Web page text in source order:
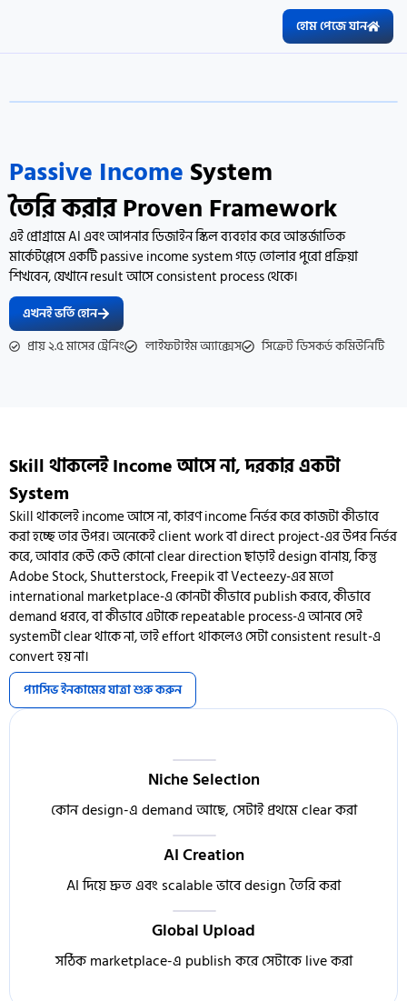
হোম পেজে যান
Passive Income System
তৈরি করার Proven Framework
এই প্রোগ্রামে AI এবং আপনার ডিজাইন স্কিল ব্যবহার করে আন্তর্জাতিক
মার্কেটপ্লেসে একটি passive income system গড়ে তোলার পুরো প্রক্রিয়া
শিখবেন, যেখানে result আসে consistent process থেকে।
এখনই ভর্তি হোন
প্রায় ২.৫ মাসের ট্রেনিং
লাইফটাইম অ্যাক্সেস সিক্রেট ডিসকর্ড কমিউনিটি
Skill থাকলেই Income আসে না, দরকার একটা
System
Skill থাকলেই income আসে না, কারণ income নির্ভর করে কাজটা কীভাবে
করা হচ্ছে তার উপর। অনেকেই client work বা direct project-এর উপর নির্ভর
করে, আবার কেউ কেউ কোনো clear direction ছাড়াই design বানায়, কিন্তু
Adobe Stock, Shutterstock, Freepik বা Vecteezy-এর মতো
international marketplace-এ কোনটা কীভাবে publish করবে, কীভাবে
demand ধরবে, বা কীভাবে এটাকে repeatable process-এ আনবে সেই
systemটা clear থাকে না, তাই effort থাকলেও সেটা consistent result-এ
convert হয় না।
প্যাসিভ ইনকামের যাত্রা শুরু করুন
Niche Selection
কোন design-এ demand আছে, সেটাই প্রথমে clear করা
AI Creation
AI দিয়ে দ্রুত এবং scalable ভাবে design তৈরি করা
Global Upload
সঠিক marketplace-এ publish করে সেটাকে live করা